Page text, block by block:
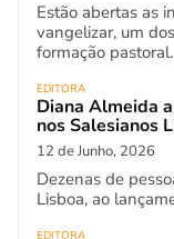
Estão abertas as
vangelizar, um
formação pastoral.
EDITORA
Diana Almeida
nos Salesianos
12 de Junho, 2026
Dezenas de
Lisboa, ao
EDITORA